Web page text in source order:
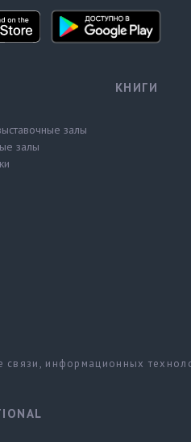
залы
залы
КНИГИ
информационных